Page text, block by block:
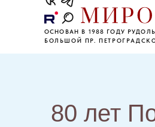
ОСНОВАН В 1988 ГОДУ
БОЛЬШОЙ ПР.
80 лет